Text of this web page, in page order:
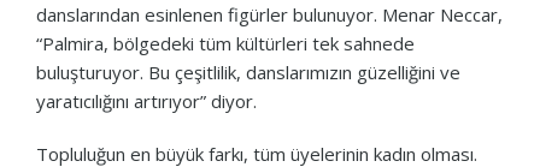
danslarından esinlenen figürler bulunuyor. Menar Neccar,
“Palmira, bölgedeki tüm kültürleri tek sahnede
buluşturuyor. Bu çeşitlilik, danslarımızın güzelliğini ve
yaratıcılığını artırıyor” diyor.
Topluluğun en büyük farkı, tüm üyelerinin kadın olması.